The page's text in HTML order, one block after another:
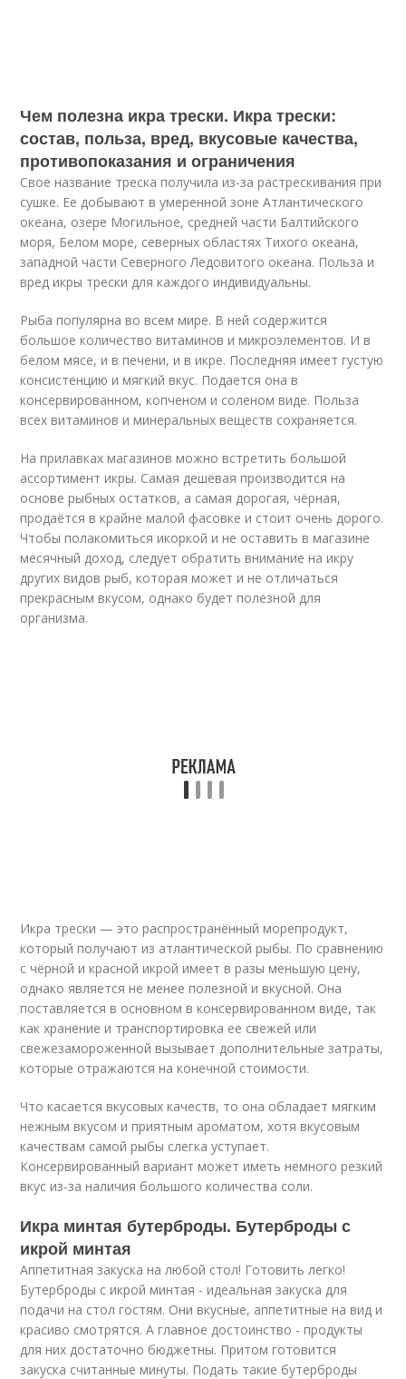
Чем полезна икра трески. Икра трески:
состав, польза, вред, вкусовые качества,
противопоказания и ограничения
Свое название треска получила из-за растрескивания при
сушке. Ее добывают в умеренной зоне Атлантического
океана, озере Могильное, средней части Балтийского
моря, Белом море, северных областях Тихого океана,
западной части Северного Ледовитого океана. Польза и
вред икры трески для каждого индивидуальны.
Рыба популярна во всем мире. В ней содержится
большое количество витаминов и микроэлементов. И в
белом мясе, и в печени, и в икре. Последняя имеет густую
консистенцию и мягкий вкус. Подается она в
консервированном, копченом и соленом виде. Польза
всех витаминов и минеральных веществ сохраняется.
На прилавках магазинов можно встретить большой
ассортимент икры. Самая дешёвая производится на
основе рыбных остатков, а самая дорогая, чёрная,
продаётся в крайне малой фасовке и стоит очень дорого.
Чтобы полакомиться икоркой и не оставить в магазине
месячный доход, следует обратить внимание на икру
других видов рыб, которая может и не отличаться
прекрасным вкусом, однако будет полезной для
организма.
Икра трески — это распространённый морепродукт,
который получают из атлантической рыбы. По сравнению
с чёрной и красной икрой имеет в разы меньшую цену,
однако является не менее полезной и вкусной. Она
поставляется в основном в консервированном виде, так
как хранение и транспортировка ее свежей или
свежезамороженной вызывает дополнительные затраты,
которые отражаются на конечной стоимости.
Что касается вкусовых качеств, то она обладает мягким
нежным вкусом и приятным ароматом, хотя вкусовым
качествам самой рыбы слегка уступает.
Консервированный вариант может иметь немного резкий
вкус из-за наличия большого количества соли.
Икра минтая бутерброды. Бутерброды с
икрой минтая
Аппетитная закуска на любой стол! Готовить легко!
Бутерброды с икрой минтая - идеальная закуска для
подачи на стол гостям. Они вкусные, аппетитные на вид и
красиво смотрятся. А главное достоинство - продукты
для них достаточно бюджетны. Притом готовится
закуска считанные минуты. Подать такие бутерброды